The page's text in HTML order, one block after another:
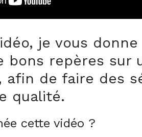
je vous
bons repères sur
afin de faire des
qualité.
cette vidéo ?